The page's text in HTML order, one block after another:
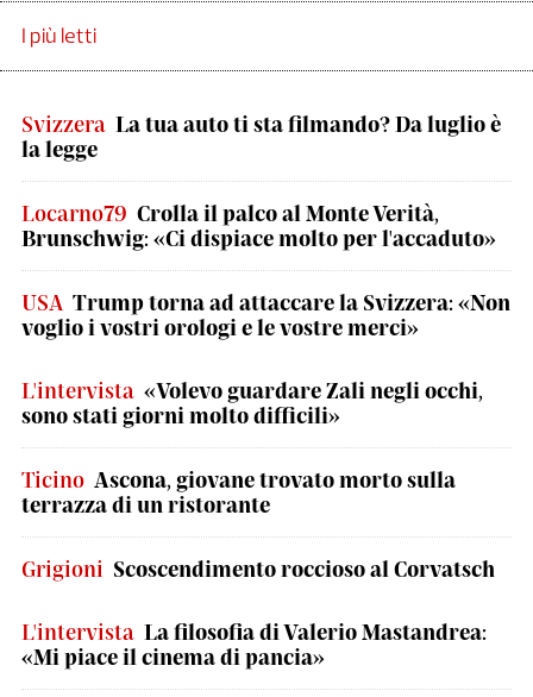
I più letti
Svizzera La tua auto ti sta filmando? Da luglio è
la legge
Locarno79 Crolla il palco al Monte Verità,
Brunschwig: «Ci dispiace molto per l'accaduto»
USA Trump torna ad attaccare la Svizzera: «Non
voglio i vostri orologi e le vostre merci»
L'intervista «Volevo guardare Zali negli occhi,
sono stati giorni molto difficili»
Ticino Ascona, giovane trovato morto sulla
terrazza di un ristorante
Grigioni Scoscendimento roccioso al Corvatsch
L'intervista La filosofia di Valerio Mastandrea:
«Mi piace il cinema di pancia»